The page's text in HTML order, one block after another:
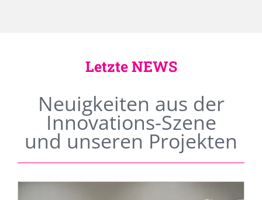
Letzte NEWS
Neuigkeiten aus der
Innovations-Szene
und unseren Projekten